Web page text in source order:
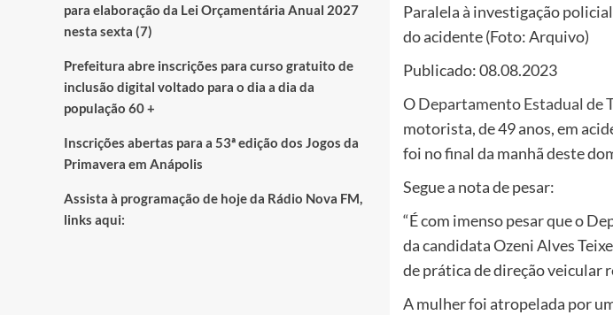
Paralela à investigação
do acidente (Foto: Arquivo)
Publicado: 08.08.2023
ODepartamento Estadual de
motorista, de 49 anos, em
foi no final da manhã deste
Segue a nota de pesar:
“É com imenso pesar que o
da candidata Ozeni Alves
de prática de direção veicular
A mulher foi atropelada por
para elaboração da Lei Orçamentária Anual 2027
nesta sexta (7)
Prefeitura abre inscrições para curso gratuito de
inclusão digital voltado para o dia a dia da
população 60 +
Inscrições abertas para a 53ª edição dos Jogos da
Primavera em Anápolis
Assista à programação de hoje da Rádio Nova FM,
links aqui: